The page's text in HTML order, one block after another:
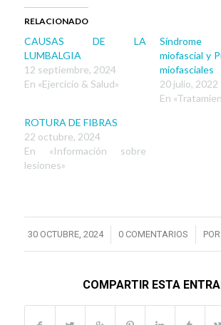
Twitter
(Se
abre
en
una
ventana
nueva)
Facebook
(Se
abre
en
una
RELACIONADO
CAUSAS DE LA
LUMBALGIA
12 septiembre, 2024
En «Ejercicio & Salud»
miofascial y
miofasciales
20 julio, 2022
En
ROTURA DE FIBRAS
22 octubre, 2024
En «Información sobre
lesiones»
30 OCTUBRE, 2024
/ 0 COMENTARIOS
/ POR
COMPARTIR ESTA